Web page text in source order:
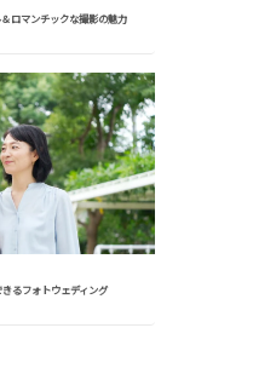
ロマンチックな撮影の魅力
るフォトウェディング